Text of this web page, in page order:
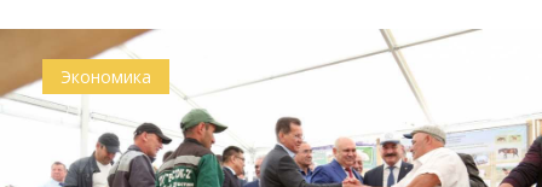
Экономика